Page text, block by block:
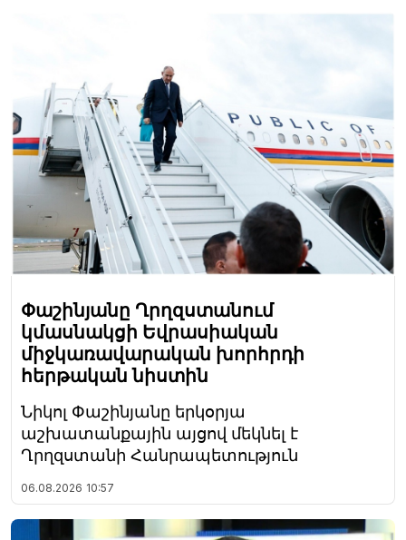
Փաշինյանը Ղրղզստանում
կմասնակցի Եվրասիական
միջկառավարական խորհրդի
հերթական նիստին
Նիկոլ Փաշինյանը երկօրյա
աշխատանքային այցով մեկնել է
Ղրղզստանի Հանրապետություն
06.08.2026 10:57